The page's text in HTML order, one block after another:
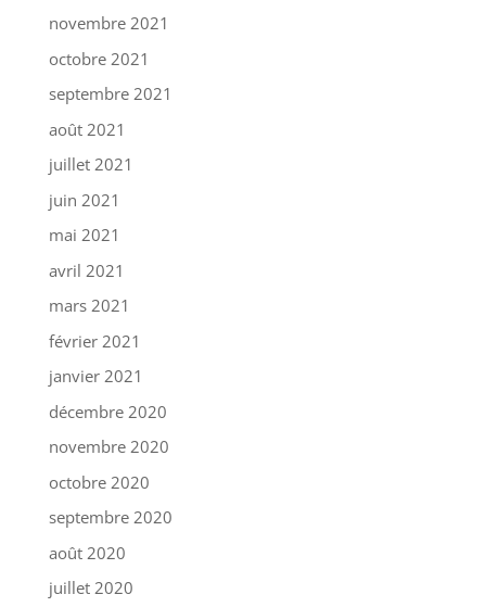
novembre 2021
octobre 2021
septembre 2021
août 2021
juillet 2021
juin 2021
mai 2021
avril 2021
mars 2021
février 2021
janvier 2021
décembre 2020
novembre 2020
octobre 2020
septembre 2020
août 2020
juillet 2020